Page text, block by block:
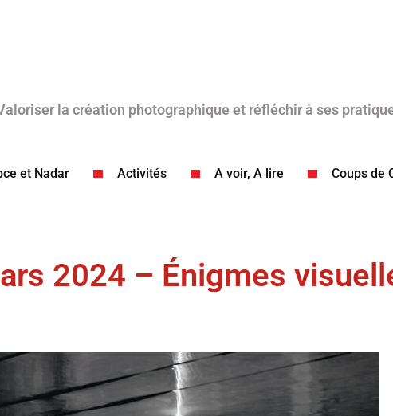
la création photographique et réfléchir à ses
et Nadar Activités A voir, A lire Coups de
2024 – Énigmes